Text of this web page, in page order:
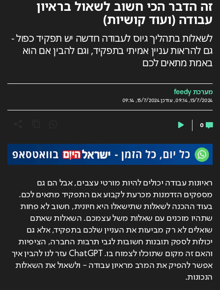
זה הדבר הכי חשוב לשאול בראיון
עבודה (ועוד קושיות)
לשאלות בתהליך גיוס לעבודה חדשה יש תפקיד כפול -
גם להראות עניין אמיתי בתפקיד, וגם להבין אם הוא
באמת מתאים לכם
מערכת feedy
15/7/2024, 09:14
,עודכן15/7/2024, 09:14
0
ראיונות עבודה יכולים להיות מורטי עצבים, אבל הם גם
מספקים הזדמנות מכרעת לקבוע אם התפקיד מתאים לכם.
בעוד ההכנה לשאלות שתישאלו היא חיונית, חשוב לא פחות
שתהיו מוכנים עם שאלות משל עצמכם. השאלות שאתם
שואלים לא רק מביעות את העניין שלכם בתפקיד, אלא גם
יכולות לספק תובנות חשובות לגבי תרבות החברה, הציפיות
והאם זה מקום שתוכלו לצמוח בו. ChatGPT עזר לנו להבין איך
אפשר להפיק את המרב מראיון עבודה - ולשאול את השאלות
הנכונות.